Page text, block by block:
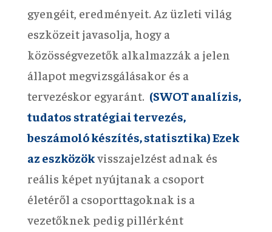
gyengéit, eredményeit. Az üzleti világ
eszközeit javasolja, hogy a
közösségvezetők alkalmazzák a jelen
állapot megvizsgálásakor és a
tervezéskor egyaránt. (SWOT analízis,
tudatos stratégiai tervezés,
beszámoló készítés, statisztika) Ezek
az eszközökvisszajelzést adnak és
reális képet nyújtanak a csoport
életéről a csoporttagoknak is a
vezetőknek pedig pillérként